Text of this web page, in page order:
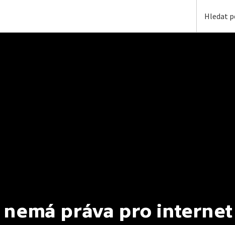
nemá práva pro internet